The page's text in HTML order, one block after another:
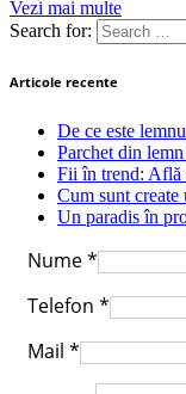
Vezi mai multe
Search for:
Articole recente
De ce este
Parchet din
Fii în trend: Află
Cum sunt
Un paradis în
Nume*
Telefon *
Mail *